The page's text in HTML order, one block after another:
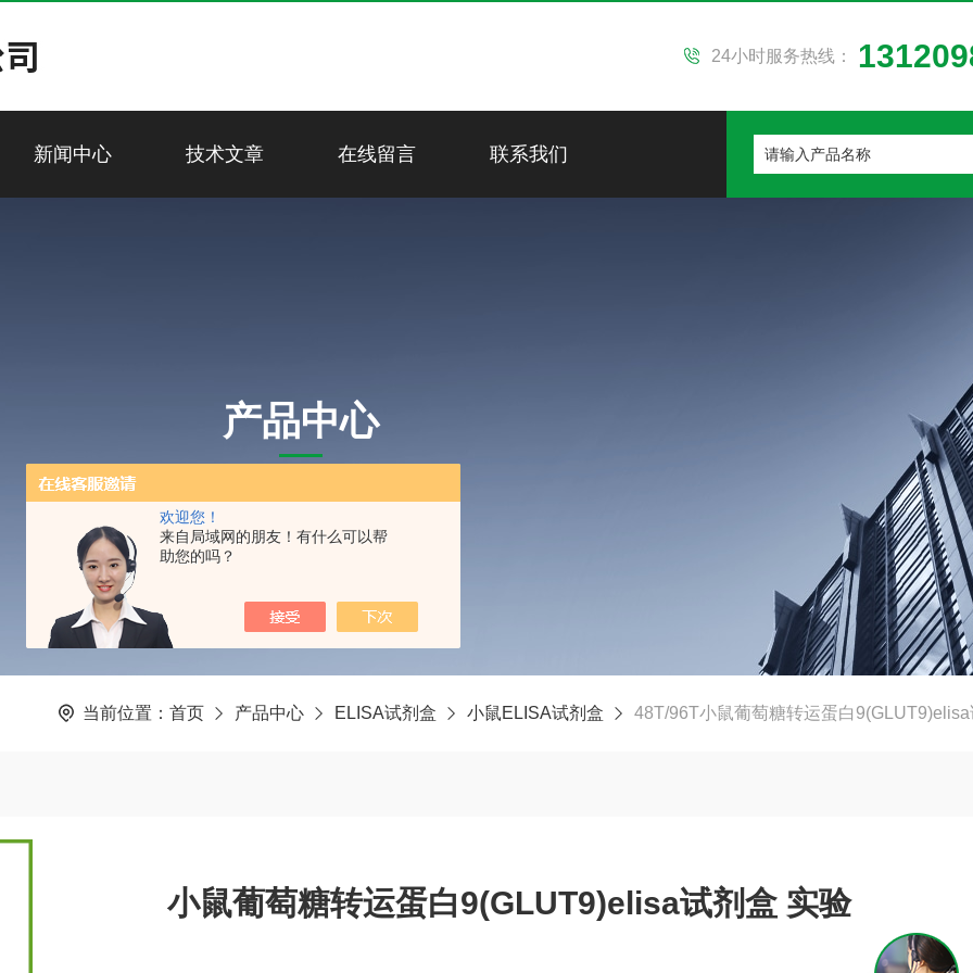
欢迎您！
来自局域网的朋友！有什么可以帮
助您的吗？
24小时服务热线：
新闻中心 技术文章 在线留言 联系我们
产品中心
当前位置： 首页 产品中心 ELISA试剂盒 小鼠ELISA试剂盒 48T/96T小鼠葡萄糖转运蛋白
小鼠葡萄糖转运蛋白9(GLUT9)elisa试剂盒 实验